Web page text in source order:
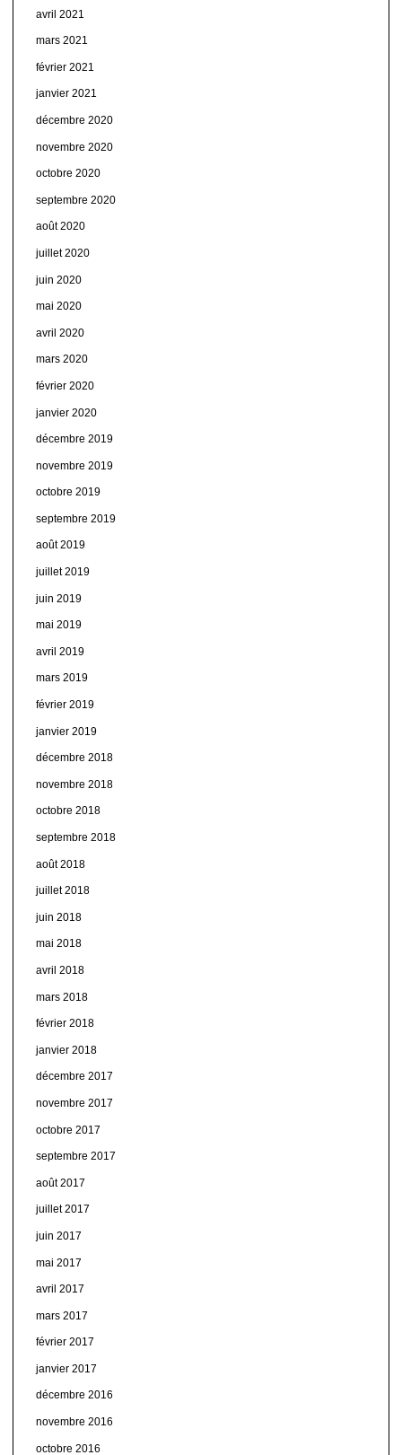
avril 2021
mars 2021
février 2021
janvier 2021
décembre 2020
novembre 2020
octobre 2020
septembre 2020
août 2020
juillet 2020
juin 2020
mai 2020
avril 2020
mars 2020
février 2020
janvier 2020
décembre 2019
novembre 2019
octobre 2019
septembre 2019
août 2019
juillet 2019
juin 2019
mai 2019
avril 2019
mars 2019
février 2019
janvier 2019
décembre 2018
novembre 2018
octobre 2018
septembre 2018
août 2018
juillet 2018
juin 2018
mai 2018
avril 2018
mars 2018
février 2018
janvier 2018
décembre 2017
novembre 2017
octobre 2017
septembre 2017
août 2017
juillet 2017
juin 2017
mai 2017
avril 2017
mars 2017
février 2017
janvier 2017
décembre 2016
novembre 2016
octobre 2016